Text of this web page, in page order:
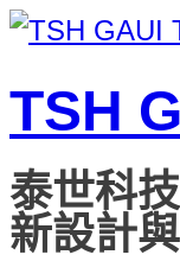
TSH
泰世科
新設計